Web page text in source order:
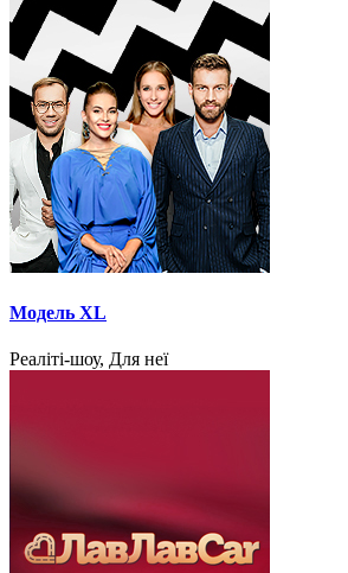
Модель XL
Реаліті-шоу, Для неї